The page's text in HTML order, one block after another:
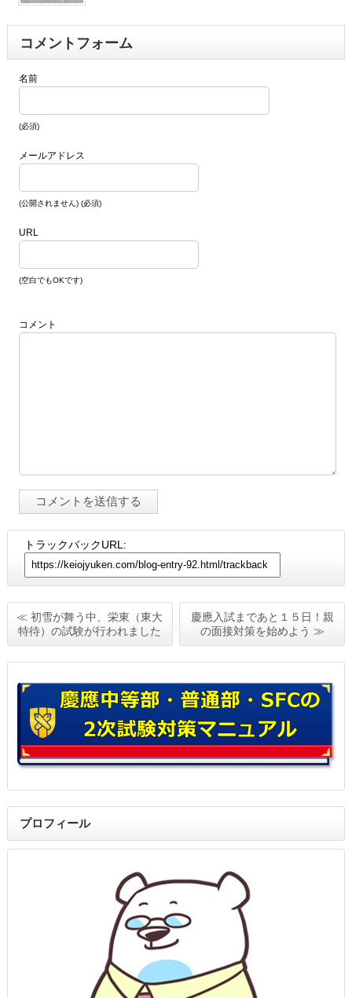
コメントフォーム
名前
(必須)
メールアドレス
(公開されません) (必須)
URL
(空白でもOKです)
コメント
トラックバックURL:
≪ 初雪が舞う中、栄東（東大
特待）の試験が行われました
慶應入試まであと１５日！親
の面接対策を始めよう ≫
プロフィール